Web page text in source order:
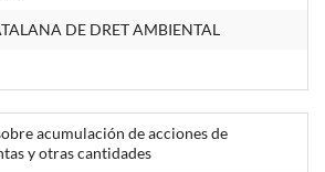
DE DRET AMBIENTAL
acumulación de acciones de
y otras cantidades